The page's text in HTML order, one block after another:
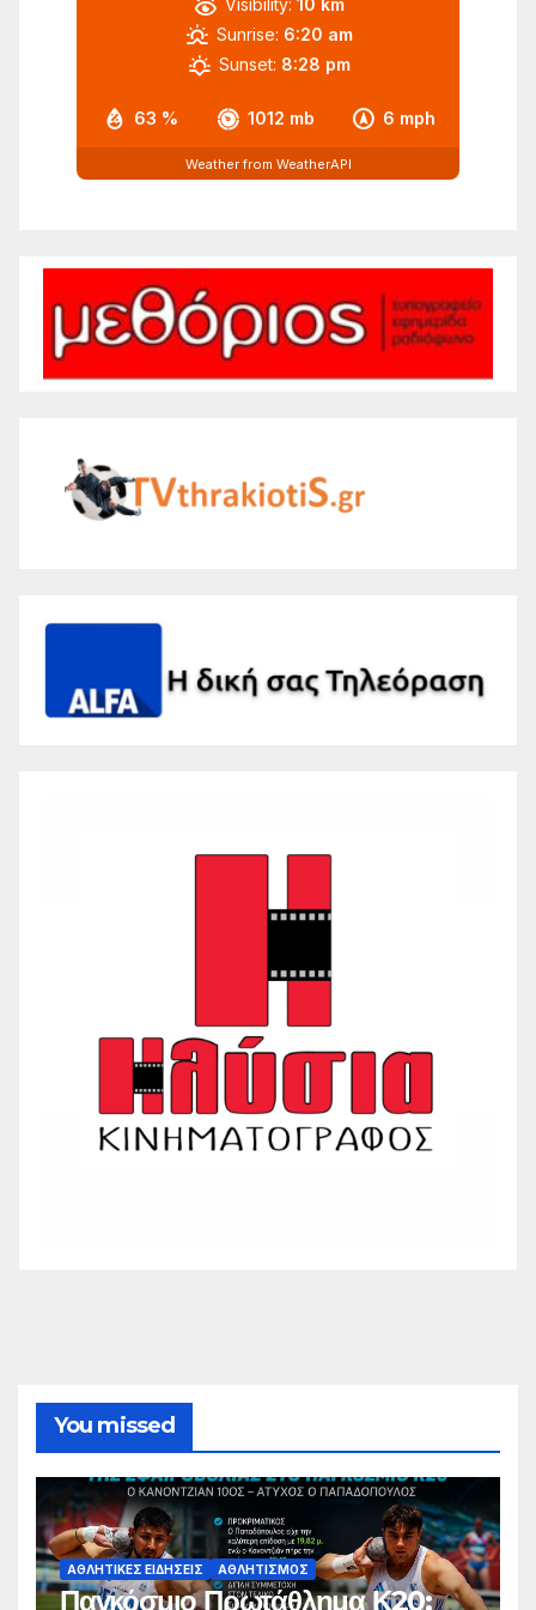
63 % 1012 mb 6 mph
Visibility: 10 km
Sunrise: 6:20 am
Sunset: 8:28 pm
Weather from WeatherAPI
You missed
ΑΘΛΗΤΙΚΈΣ ΕΙΔΉΣΕΙΣ ΑΘΛΗΤΙΣΜΌΣ
Παγκόσμιο Πρωτάθλημα Κ20: